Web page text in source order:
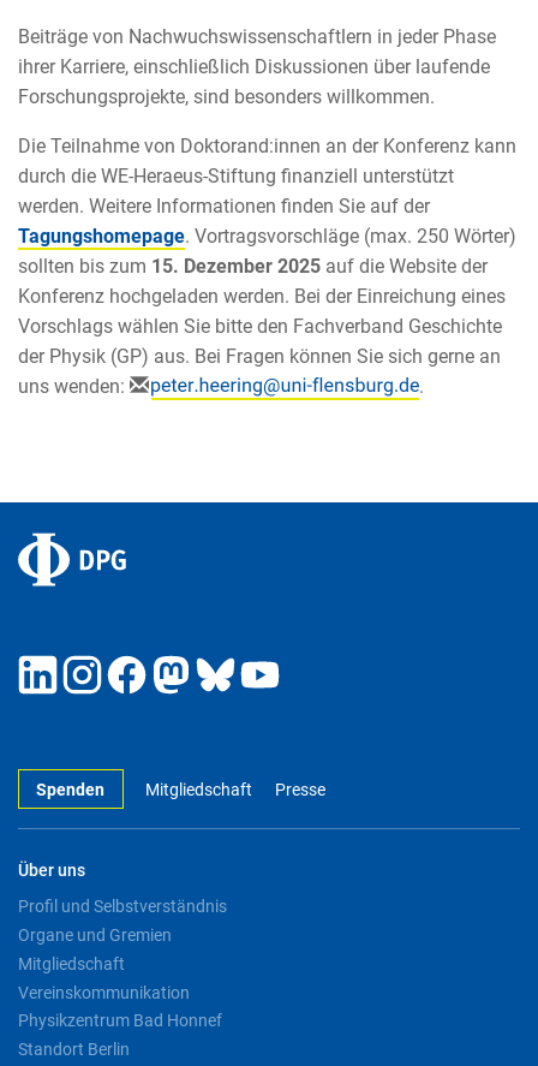
Beiträge von Nachwuchswissenschaftlern in jeder Phase
ihrer Karriere, einschließlich Diskussionen über laufende
Forschungsprojekte, sind besonders willkommen.
Die Teilnahme von Doktorand:innen an der Konferenz kann
durch die WE-Heraeus-Stiftung finanziell unterstützt
werden. Weitere Informationen finden Sie auf der
Tagungshomepage. Vortragsvorschläge (max. 250 Wörter)
sollten bis zum 15. Dezember 2025 auf die Website der
Konferenz hochgeladen werden. Bei der Einreichung eines
Vorschlags wählen Sie bitte den Fachverband Geschichte
der Physik (GP) aus. Bei Fragen können Sie sich gerne an
uns wenden:
.
Spenden Mitgliedschaft Presse
Über uns
Profil und Selbstverständnis
Organe und Gremien
Mitgliedschaft
Vereinskommunikation
Physikzentrum Bad Honnef
Standort Berlin